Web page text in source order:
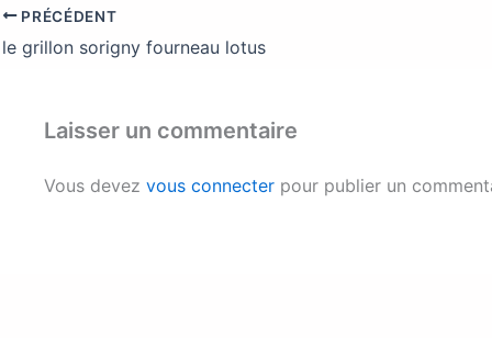
PRÉCÉDENT
le grillon sorigny fourneau lotus
Laisser un commentaire
Vous devez vous connecter pour publier un